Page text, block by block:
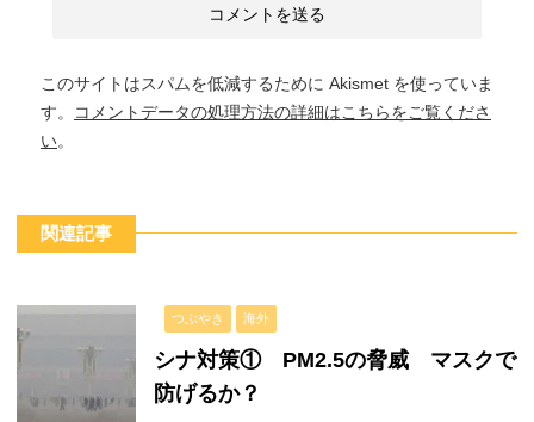
このサイトはスパムを低減するために Akismet を使っていま
す。
コメントデータの処理方法の詳細はこちらをご覧くださ
い。
関連記事
つぶやき 海外
シナ対策① PM2.5の脅威 マスクで
防げるか？